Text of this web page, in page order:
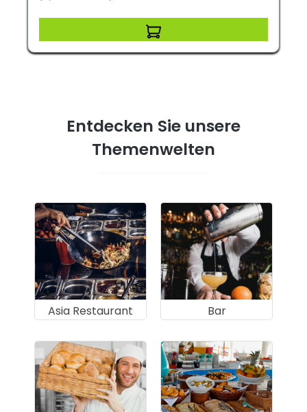
Entdecken Sie unsere
Themenwelten
Asia Restaurant Bar